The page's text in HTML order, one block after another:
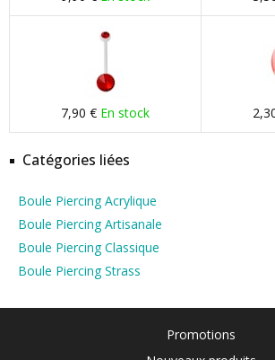
7,90 € En stock
Catégories liées
Boule Piercing Acrylique
Boule Piercing Artisanale
Boule Piercing Classique
Boule Piercing Strass
Promotions